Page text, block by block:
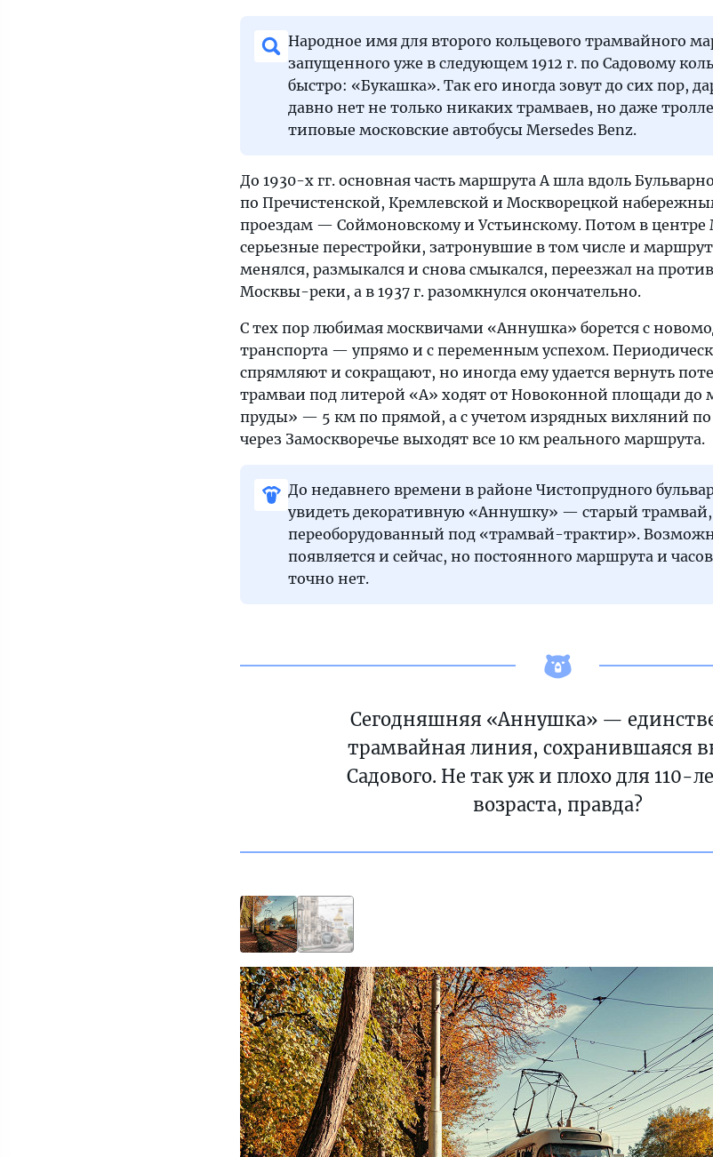
столице
открыли
первый
кольцевой
маршрут
Народное имя для второго кольцевого трамвайного
запущенного уже в следующем 1912 г. по Садовому
быстро: «Букашка». Так его иногда зовут до сих пор,
давно нет не только никаких трамваев, но даже
типовые московские автобусы Mersedes Benz.
До 1930-х гг. основная часть маршрута А шла вдоль
по Пречистенской, Кремлевской и Москворецкой
проездам — Соймоновскому и Устьинскому. Потом в центре
серьезные перестройки, затронувшие в том числе и
менялся, размыкался и снова смыкался, переезжал на
Москвы-реки, а в 1937 г. разомкнулся окончательно.
С тех пор любимая москвичами «Аннушка» борется с
транспорта — упрямо и с переменным успехом.
спрямляют и сокращают, но иногда ему удается вернуть
трамваи под литерой «А» ходят от Новоконной площади до
пруды» — 5 км по прямой, а с учетом изрядных вихляний
через Замоскворечье выходят все 10 км реального маршрута.
До недавнего времени в районе Чистопрудного
увидеть декоративную «Аннушку» — старый
переоборудованный под «трамвай-трактир».
появляется и сейчас, но постоянного маршрута и
точно нет.
Сегодняшняя «Аннушка» —
трамвайная линия, сохранившаяся
Садового. Не так уж и плохо для 110-
возраста, правда?